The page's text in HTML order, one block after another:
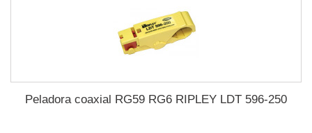
Peladora coaxial RG59 RG6 RIPLEY LDT 596-250